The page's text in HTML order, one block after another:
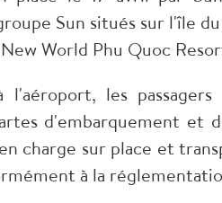
Sun situés sur l'île
World Phu Quoc
les passagers
d'embarquement et
charge sur place et
à la